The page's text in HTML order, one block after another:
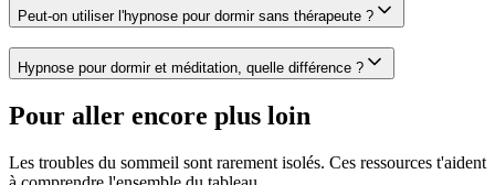
Peut-on utiliser l'hypnose pour dormir sans thérapeute ?
Hypnose pour dormir et méditation, quelle différence ?
Pour aller encore plus loin
Les troubles du sommeil sont rarement isolés. Ces ressources t'aident